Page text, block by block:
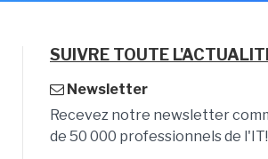
SUIVRE TOUTE
Newsletter
Recevez notre newsletter
de 50 000 professionnels de l'IT!